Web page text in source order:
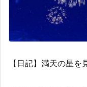
【日記】満天の星